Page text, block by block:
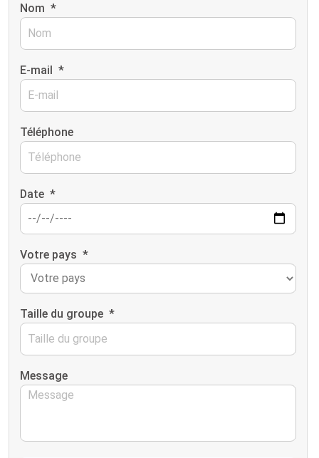
Nom *
E-mail *
Téléphone
Date *
Votre pays *
Taille du groupe *
Message